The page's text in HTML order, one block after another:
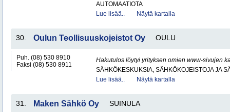
AUTOMAATIOTA
Lue lisää..
Näytä kartalla
30. Oulun Teollisuuskojeistot Oy OULU
Puh. (08) 530 8910
Faksi (08) 530 8911
Hakutulos löytyi yrityksen omien www-sivujen
SÄHKÖKESKUKSIA, SÄHKÖKOJEISTOJA JA
Lue lisää..
Näytä kartalla
31. Maken Sähkö Oy SUINULA